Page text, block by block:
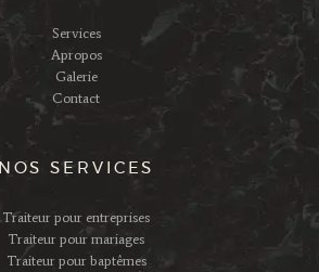
Services
Apropos
Galerie
Contact
NOS SERVICES
Traiteur pour entreprises
Traiteur pour mariages
Traiteur pour baptêmes